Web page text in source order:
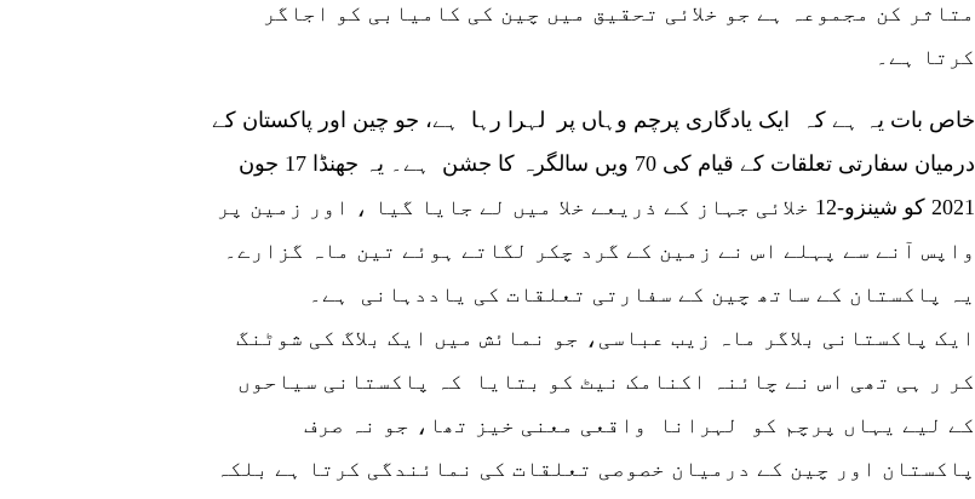
متاثر کن مجموعہ ہے جو خلائی تحقیق میں چین کی کامیابی کو اجاگر
کرتا ہے۔
خاص بات یہ ہے کہ ایک یادگاری پرچم وہاں پر لہرا رہا ہے، جو چین اور پاکستان کے
درمیان سفارتی تعلقات کے قیام کی 70 ویں سالگرہ کا جشن ہے۔ یہ جھنڈا 17 جون
2021 کو شینزو-12 خلائی جہاز کے ذریعے خلا میں لے جایا گیا ، اور زمین پر
واپس آنے سے پہلے اس نے زمین کے گرد چکر لگاتے ہوئے تین ماہ گزارے۔
یہ پاکستان کے ساتھ چین کے سفارتی تعلقات کی یاددہانی ہے۔
ایک پاکستانی بلاگر ماہ زیب عباسی، جو نمائش میں ایک بلاگ کی شوٹنگ
کر ر ہی تھی اس نے چائنہ اکنامک نیٹ کو بتایا کہ پاکستانی سیاحوں
کے لیے یہاں پرچم کو لہرانا واقعی معنی خیز تھا، جو نہ صرف
پاکستان اور چین کے درمیان خصوصی تعلقات کی نمائندگی کرتا ہے بلکہ